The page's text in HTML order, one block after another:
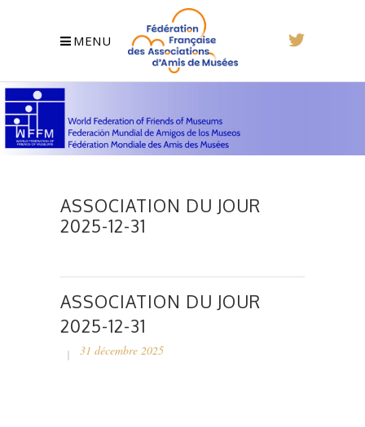
MENU
ASSOCIATION DU JOUR
2025-12-31
ASSOCIATION DU JOUR
2025-12-31
31 décembre 2025